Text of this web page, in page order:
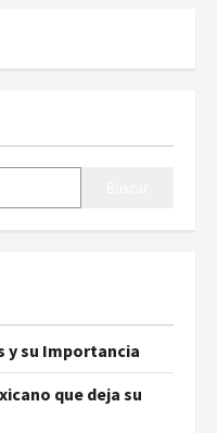
y su Importancia
que deja su